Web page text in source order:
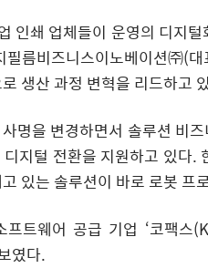
인쇄 업체들이 운영의 디지
름비즈니스이노베이션㈜(
생산 과정 변혁을 리드하고
명을 변경하면서 솔루션 비
지털 전환을 지원하고 있다
있는 솔루션이 바로 로봇
프트웨어 공급 기업 ‘코팩
였다.